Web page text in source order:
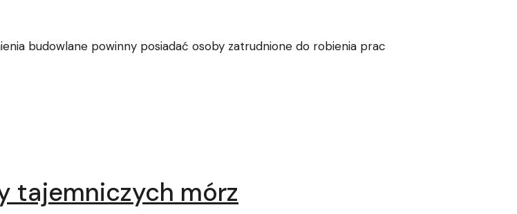
budowlane powinny posiadać osoby zatrudnione do robienia prac
tajemniczych mórz